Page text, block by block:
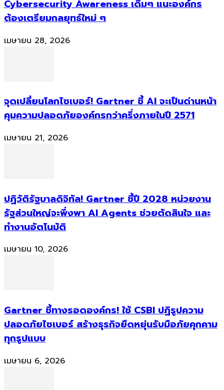
Cybersecurity Awareness เดิมๆ แนะองค์กร
ต้องเตรียมกลยุทธ์ใหม่ ๆ
เมษายน 28, 2026
จุดเปลี่ยนโลกไซเบอร์! Gartner ชี้ AI จะเป็นด่านหน้า
คุมความปลอดภัยองค์กรกว่าครึ่งภายในปี 2571
เมษายน 21, 2026
ปฏิวัติรัฐบาลดิจิทัล! Gartner ชี้ปี 2028 หน่วยงาน
รัฐส่วนใหญ่จะพึ่งพา AI Agents ช่วยตัดสินใจ และ
ทำงานอัตโนมัติ
เมษายน 10, 2026
Gartner ชี้ทางรอดองค์กร! ใช้ CSBI ปฏิรูปความ
ปลอดภัยไซเบอร์ สร้างธุรกิจยืดหยุ่นรับมือภัยคุกคาม
ทุกรูปแบบ
เมษายน 6, 2026